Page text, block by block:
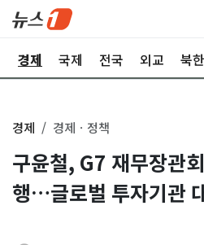
경제 국제 전국 외교 북한
경제 경제ㆍ정책
구윤철, G7 재무장관
행…글로벌 투자기관